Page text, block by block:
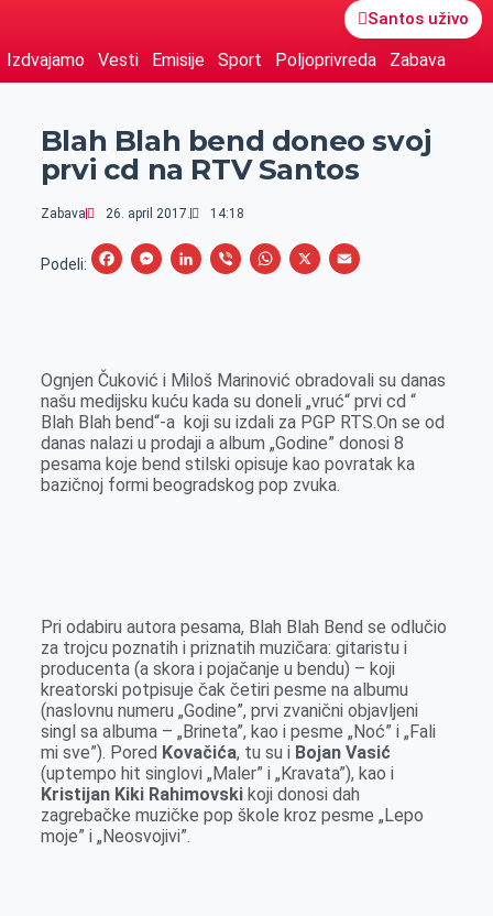
Santos uživo
Izdvajamo Vesti Emisije Sport Poljoprivreda Zabava
Blah Blah bend doneo svoj
prvi cd na RTV Santos
Zabava 26. april 2017. 14:18
Podeli:
F
b
o
o
k
M
e
n
g
e
L
e
d
I
n
V
r
W
s
A
p
p
X
E
l
Ognjen Čuković i Miloš Marinović obradovali su danas
našu medijsku kuću kada su doneli „vruć“ prvi cd “
Blah Blah bend“-a koji su izdali za PGP RTS.On se od
danas nalazi u prodaji a album „Godine” donosi 8
pesama koje bend stilski opisuje kao povratak ka
bazičnoj formi beogradskog pop zvuka.
Pri odabiru autora pesama, Blah Blah Bend se odlučio
za trojcu poznatih i priznatih muzičara: gitaristu i
producenta (a skora i pojačanje u bendu) – koji
kreatorski potpisuje čak četiri pesme na albumu
(naslovnu numeru „Godine”, prvi zvanični objavljeni
singl sa albuma – „Brineta”, kao i pesme „Noć” i „Fali
mi sve”). Pored Kovačića, tu su iBojan Vasić
(uptempo hit singlovi „Maler” i „Kravata”), kao i
Kristijan Kiki Rahimovski koji donosi dah
zagrebačke muzičke pop škole kroz pesme „Lepo
moje” i „Neosvojivi”.